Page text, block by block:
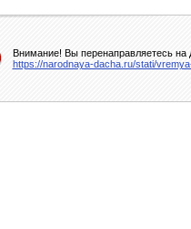
Внимание! Вы перенаправляетесь на
https://narodnaya-dacha.ru/stati/